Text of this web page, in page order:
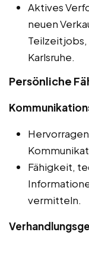
Aktives
neuen
Teilzeitjobs,
Karlsruhe.
Persönliche
Fähigkeit,
vermitteln.